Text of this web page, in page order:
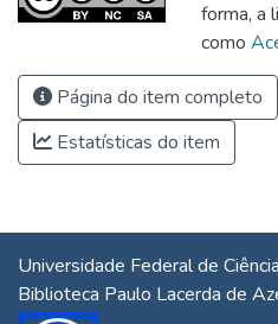
forma, a
como
Página do item completo
Estatísticas do item
Universidade Federal de
Biblioteca Paulo Lacerda de